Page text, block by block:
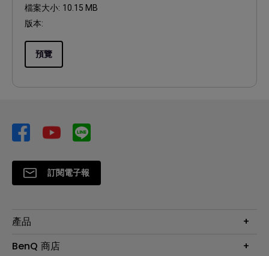
檔案大小: 10.15 MB
版本:
預覽
訂閱電子報
產品
大型液晶
BenQ 商店